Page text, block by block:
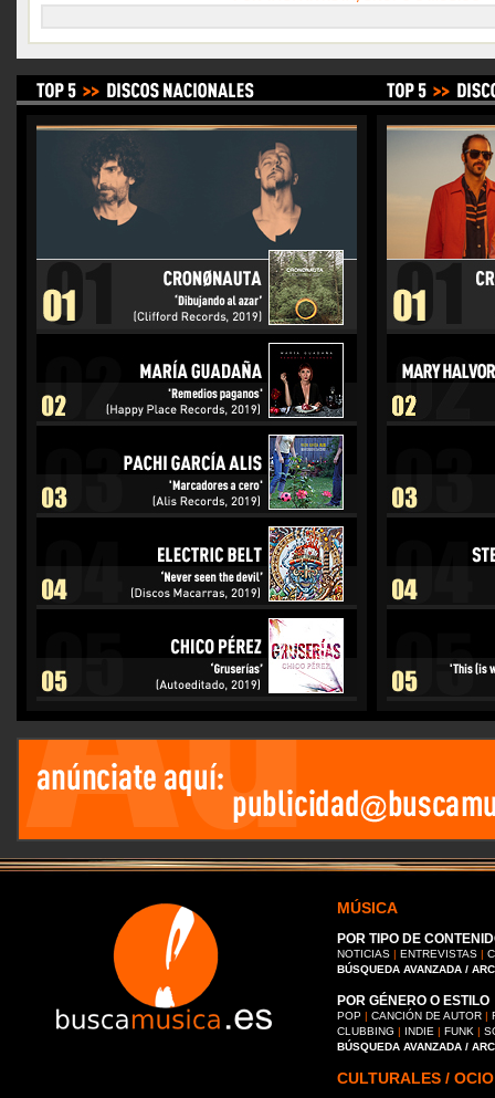
MÚSICA
POR TIPO DE
NOTICIAS | ENTREVISTAS |
BÚSQUEDA AVANZADA /
POR GÉNERO O ESTILO
POP | CANCIÓN DE AUTOR |
CLUBBING | INDIE | FUNK |
BÚSQUEDA AVANZADA /
CULTURALES / OCIO